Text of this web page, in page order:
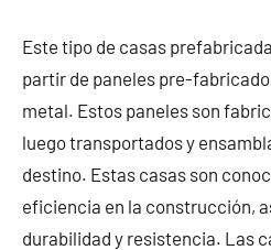
Este tipo de casas
partir de paneles pre-
metal. Estos paneles son
luego transportados y
destino. Estas casas son
eficiencia en la construcción,
durabilidad y resistencia. Las